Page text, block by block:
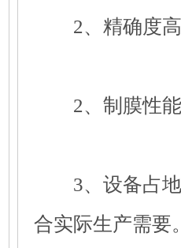
2、精确度高
2、制膜性能
3、设备占地
合实际生产需要